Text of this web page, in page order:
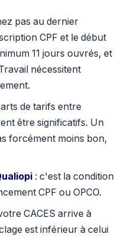
pas au dernier
CPF et le début
11 jours ouvrés, et
nécessitent
de tarifs entre
être significatifs. Un
forcément moins bon,
: c'est la condition
CPF ou OPCO.
CACES arrive à
est inférieur à celui